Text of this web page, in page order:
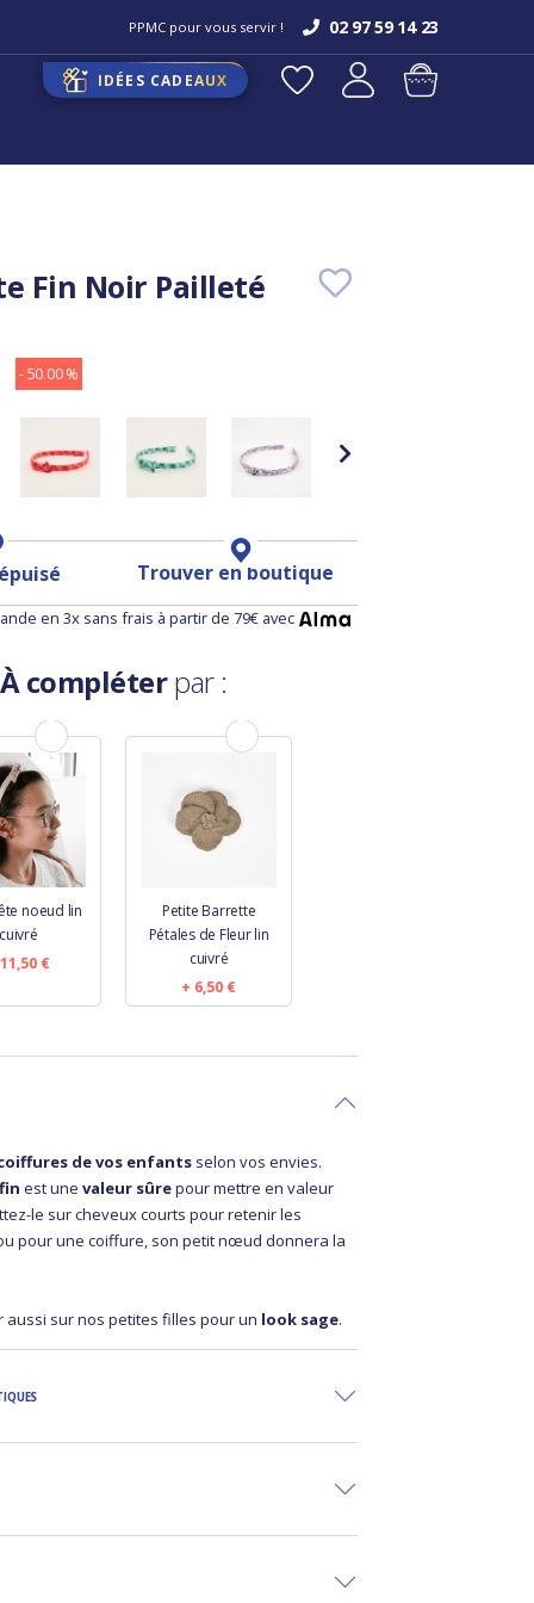
PPMC pour vous servir ! 02 97 59 14 23
IDÉES CADEAUX
Fin Noir Pailleté
- 50.00 %
Trouver en boutique
en 3x sans frais à partir de 79€ avec
À compléterpar :
noeud lin
cuivré
11,50 €
Petite Barrette
Pétales de Fleur lin
cuivré
6,50 €
de vos enfants selon vos envies.
est unevaleur sûrepour mettre en valeur
le sur cheveux courts pour retenir les
pour une coiffure, son petit nœud donnera la
aussi sur nos petites filles pour un look sage.